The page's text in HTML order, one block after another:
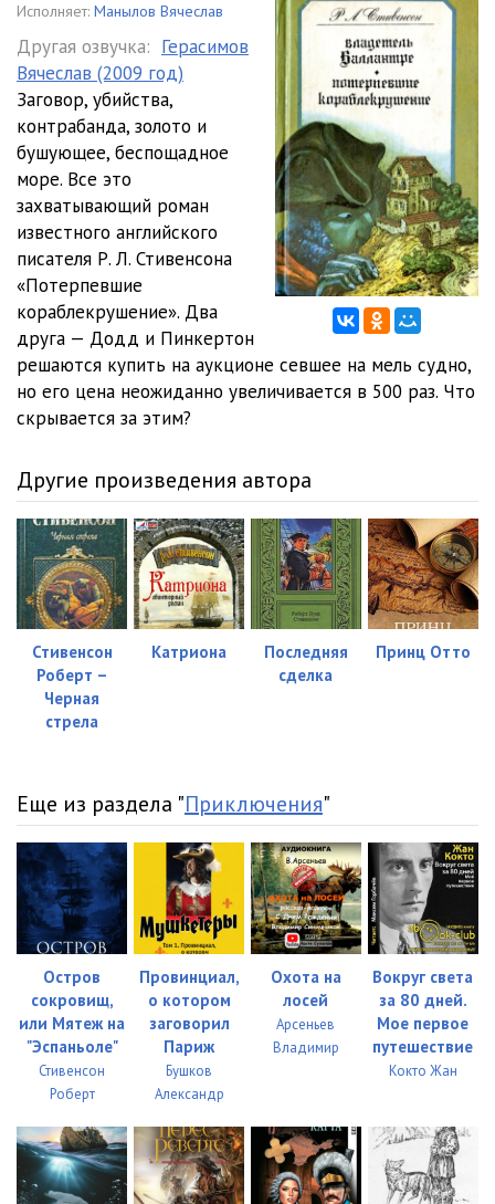
05:02
008 05:04
009 05:03
010 05:06
011 05:05
012 05:00
013 05:03
014
015 05:05
016
017
018 05:03
019 05:04
020 05:04
021 05:01
022
025 05:07
026 05:01
027 05:05
028 05:01
029 05:01
030 05:03
031
032 05:03
033 05:09
Исполняет: Манылов Вячеслав
Другая озвучка: Герасимов
Вячеслав (2009 год)
Заговор, убийства,
контрабанда, золото и
бушующее, беспощадное
море. Все это
захватывающий роман
известного английского
писателя Р. Л. Стивенсона
«Потерпевшие
кораблекрушение». Два
друга — Додд и Пинкертон
решаются купить на аукционе севшее на мель судно,
но его цена неожиданно увеличивается в 500 раз. Что
скрывается за этим?
Другие произведения автора
Стивенсон
Роберт –
Черная
стрела
Катриона
Последняя
сделка
Принц Отто
Еще из раздела "Приключения"
Остров
сокровищ,
или Мятеж на
"Эспаньоле"
Стивенсон
Роберт
Провинциал,
о котором
заговорил
Париж
Бушков
Александр
Охота на
лосей
Арсеньев
Владимир
Вокруг света
за 80 дней.
Мое первое
путешествие
Кокто Жан